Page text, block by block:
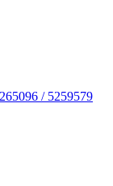
/ 5259579